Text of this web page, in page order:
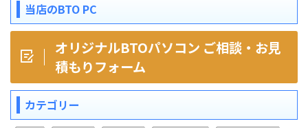
当店のBTO PC
オリジナルBTOパソコン ご相談・お見
積もりフォーム
カテゴリー